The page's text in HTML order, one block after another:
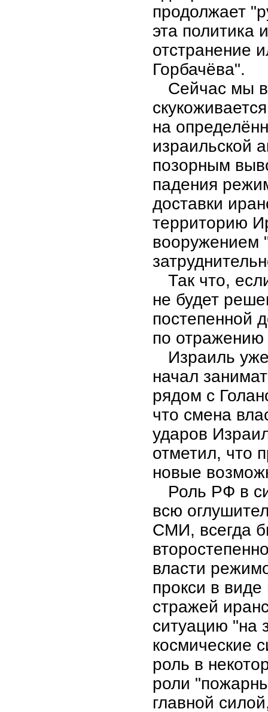
продолжает
эта политика
отстранение
Горбачёва".
Сейчас мы
на
израильской
позорным
падения
доставки
территорию
вооружением
Так что,
не будет
постепенной
по отражению
Израиль
начал
рядом с
что смена
ударов
отметил, что
новые
Роль РФ в
всю
СМИ, всегда
власти
прокси в
стражей
ситуацию "на
космические
роль в
роли
главной